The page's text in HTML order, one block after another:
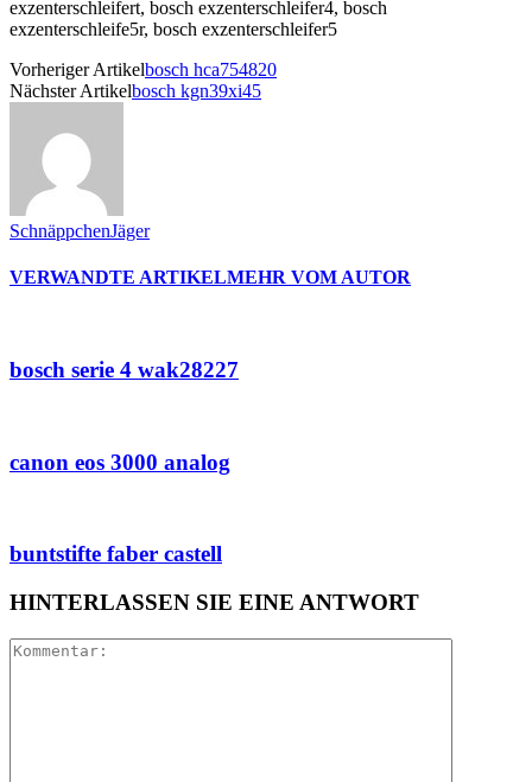
Vorheriger Artikelbosch hca754820
Nächster Artikelbosch kgn39xi45
SchnäppchenJäger
VERWANDTE ARTIKELMEHR VOM AUTOR
bosch serie 4 wak28227
canon eos 3000 analog
buntstifte faber castell
HINTERLASSEN SIE EINE ANTWORT